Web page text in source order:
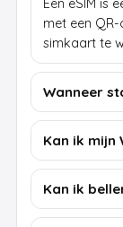
Een eSIM is
met een
simkaart te
Wanneer
Kan ik mijn
Kan ik